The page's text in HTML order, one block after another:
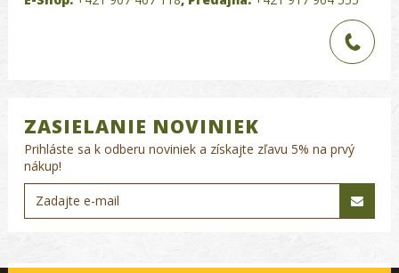
ZASIELANIE NOVINIEK
Prihláste sa k odberu noviniek a získajte zľavu 5% na prvý
nákup!